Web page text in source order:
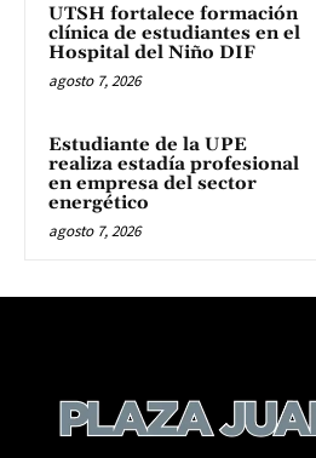
UTSH fortalece formación
clínica de estudiantes en el
Hospital del Niño DIF
agosto 7, 2026
Estudiante de la UPE
realiza estadía profesional
en empresa del sector
energético
agosto 7, 2026